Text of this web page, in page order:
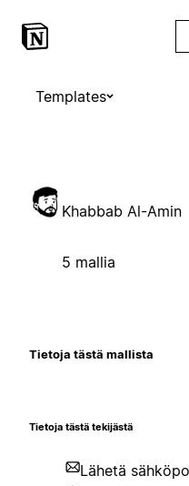
Templates
Khabbab Al-Amin
5 mallia
Tietoja tästä mallista
Tietoja tästä tekijästä
Lähetä